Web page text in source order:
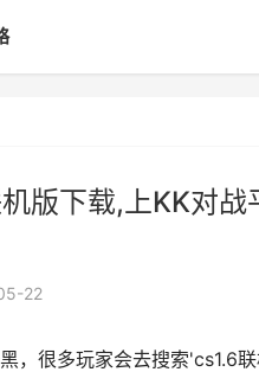
版下载,上KK对
22
，很多玩家会去搜索'cs1.6